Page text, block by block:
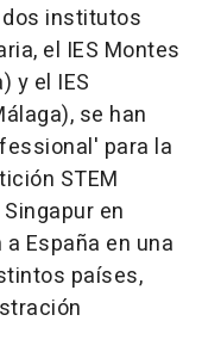
institutos
el IES Montes
y el IES
se han
para la
STEM
en
España en una
países,